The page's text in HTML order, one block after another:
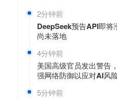
2分钟前
DeepSeek预告API即将
尚未落地
4分钟前
美国高级官员发出警告
强网络防御以应对AI风
5分钟前